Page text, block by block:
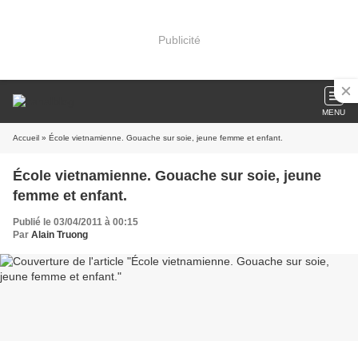
Publicité
MENU
Accueil » École vietnamienne. Gouache sur soie, jeune femme et enfant.
École vietnamienne. Gouache sur soie, jeune
femme et enfant.
Publié le 03/04/2011 à 00:15
Par Alain Truong